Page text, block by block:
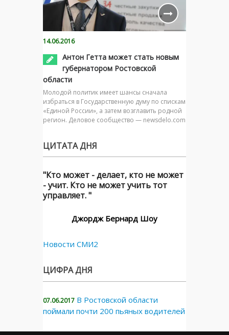
14.06.2016
Антон Гетта может стать новым
губернатором Ростовской
области
Молодой политик имеет шансы сначала
избраться в Государственную думу по спискам
«Единой России», а затем возглавить родной
регион. Деловое сообщество — newsdelo.com
ЦИТАТА ДНЯ
"Кто может - делает, кто не может
- учит. Кто не может учить тот
управляет. "
Джордж Бернард Шоу
Новости СМИ2
ЦИФРА ДНЯ
07.06.2017 В Ростовской области
поймали почти 200 пьяных водителей